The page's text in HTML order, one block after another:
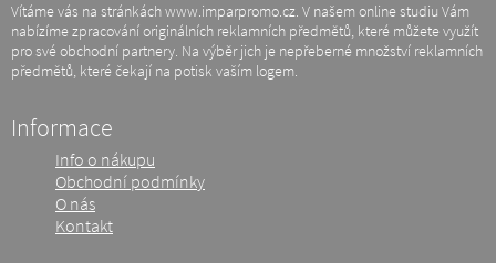
Vítáme vás na stránkách www.imparpromo.cz. V našem online studiu Vám
nabízíme zpracování originálních reklamních předmětů, které můžete využít
pro své obchodní partnery. Na výběr jich je nepřeberné množství reklamních
předmětů, které čekají na potisk vaším logem.
Informace
Info o nákupu
Obchodní podmínky
O nás
Kontakt